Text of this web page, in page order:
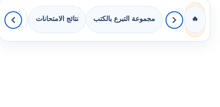
🔥 مجموعة التبرع بالكتب نتائج الامتحانات